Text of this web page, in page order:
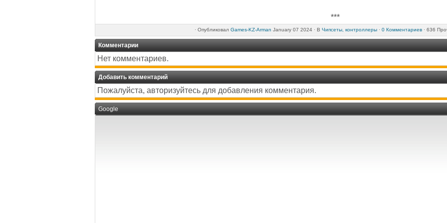
***
· Опубликовал Games-KZ-Arman January 07 2024 · В Чипсеты, контроллеры · 0 Комментариев · 636
Комментарии
Нет комментариев.
Добавить комментарий
Пожалуйста, авторизуйтесь для добавления комментария.
Google